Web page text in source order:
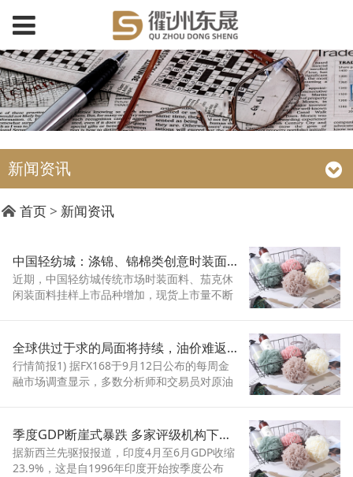
新闻资讯
首页 > 新闻资讯
中国轻纺城：涤锦、锦棉类创意时装面料成交逐步推升
近期，中国轻纺城传统市场时装面料、茄克休
闲装面料挂样上市品种增加，现货上市量不断
风格较为新颖，色泽花型追随国际国内新潮流
而颇为畅销，在轻纺城市场整体成交呈逐步推
升走势。
全球供过于求的局面将持续，油价难返40关口。
行情简报1) 据FX168于9月12日公布的每周金
融市场调查显示，多数分析师和交易员对原油
季度GDP断崖式暴跌 多家评级机构下调印度经济增长预期
据新西兰先驱报报道，印度4月至6月GDP收缩
23.9%，这是自1996年印度开始按季度公布